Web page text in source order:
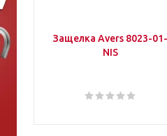
Защелка Avers 8023-01-
NIS